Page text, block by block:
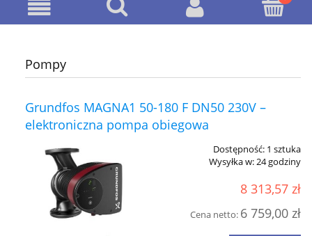
Pompy
Grundfos MAGNA1 50-180 F DN50 230V –
elektroniczna pompa obiegowa
Dostępność: 1 sztuka
Wysyłka w:24 godziny
8 313,57 zł
Cena netto: 6 759,00 zł